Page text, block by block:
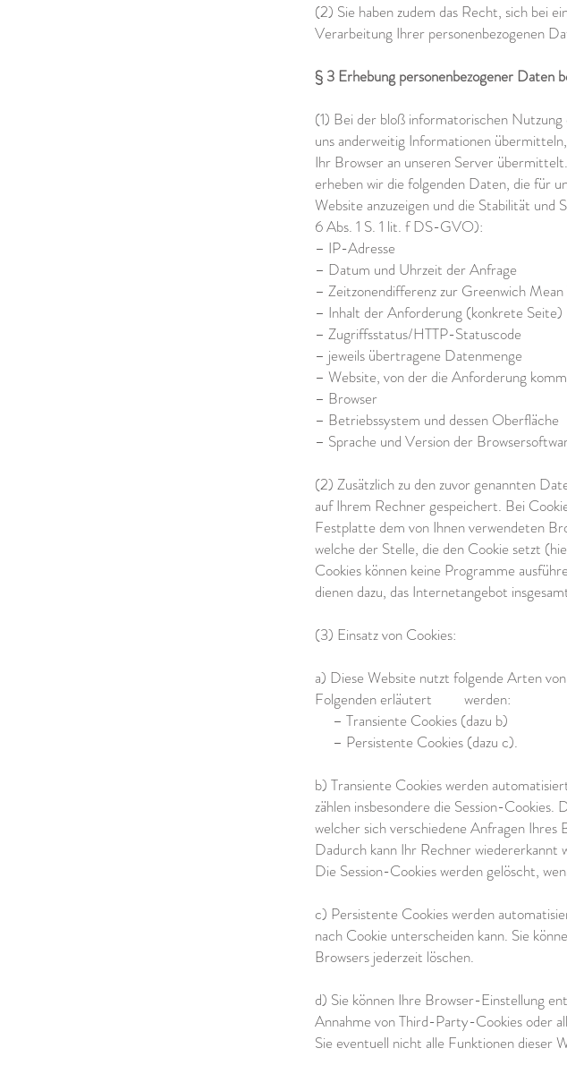
(2) Sie haben zudem das Recht, sich bei
Verarbeitung Ihrer personenbezogenen
§ 3 Erhebung personenbezogener Daten
(1) Bei der bloß informatorischen
uns anderweitig Informationen
Ihr Browser an unseren Server
erheben wir die folgenden Daten, die für
Website anzuzeigen und die Stabilität
6 Abs. 1 S. 1 lit. f DS-GVO):
– IP-Adresse
– Datum und Uhrzeit der Anfrage
– Zeitzonendifferenz zur Greenwich
– Inhalt der Anforderung (konkrete Seite)
– Zugriffsstatus/HTTP-Statuscode
– jeweils übertragene Datenmenge
– Website, von der die Anforderung
– Browser
– Betriebssystem und dessen Oberfläche
– Sprache und Version der
(2) Zusätzlich zu den zuvor genannten
auf Ihrem Rechner gespeichert. Bei
Festplatte dem von Ihnen verwendeten
welche der Stelle, die den Cookie setzt
Cookies können keine Programme
dienen dazu, das Internetangebot
(3) Einsatz von Cookies:
a) Diese Website nutzt folgende Arten
Folgenden erläutert werden:
– Transiente Cookies (dazu b)
– Persistente Cookies (dazu c).
b) Transiente Cookies werden
zählen insbesondere die Session-
welcher sich verschiedene Anfragen Ihres
Dadurch kann Ihr Rechner wiedererkannt
Die Session-Cookies werden gelöscht,
c) Persistente Cookies werden
nach Cookie unterscheiden kann. Sie
Browsers jederzeit löschen.
d) Sie können Ihre Browser-Einstellung
Annahme von Third-Party-Cookies oder
Sie eventuell nicht alle Funktionen dieser